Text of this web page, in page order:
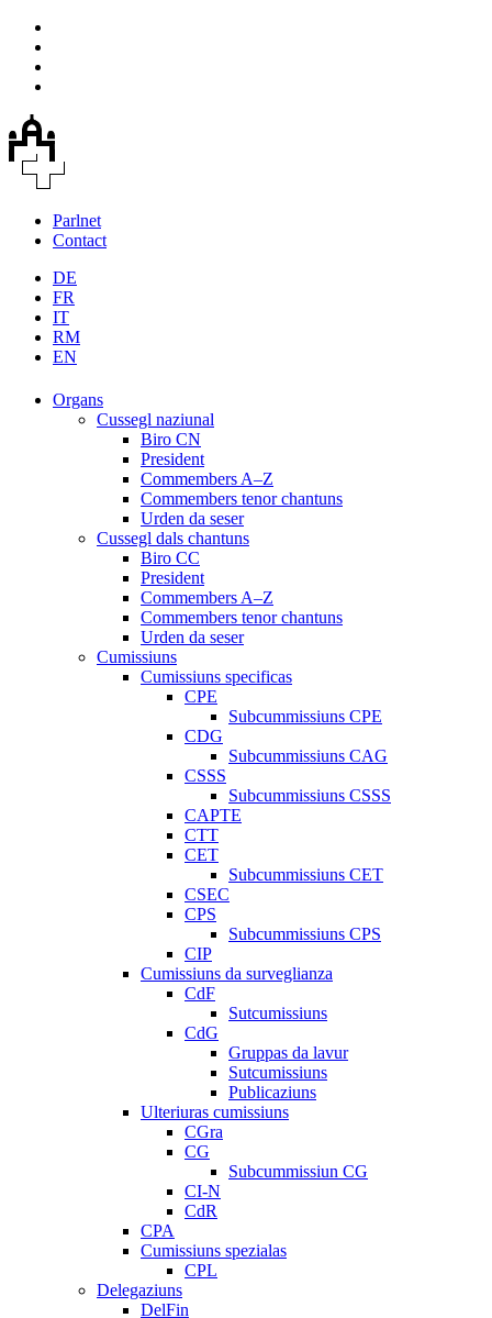
Parlnet
Contact
DE
FR
IT
RM
EN
Organs
Cussegl naziunal
Biro CN
President
Commembers A–Z
Commembers tenor chantuns
Urden da seser
Cussegl dals chantuns
Biro CC
President
Commembers A–Z
Commembers tenor chantuns
Urden da seser
Cumissiuns
Cumissiuns specificas
CPE
Subcummissiuns CPE
CDG
Subcummissiuns CAG
CSSS
Subcummissiuns CSSS
CAPTE
CTT
CET
Subcummissiuns CET
CSEC
CPS
Subcummissiuns CPS
CIP
Cumissiuns da surveglianza
CdF
Sutcumissiuns
CdG
Gruppas da lavur
Sutcumissiuns
Publicaziuns
Ulteriuras cumissiuns
CGra
CG
Subcummissiun CG
CI-N
CdR
CPA
Cumissiuns spezialas
CPL
Delegaziuns
DelFin